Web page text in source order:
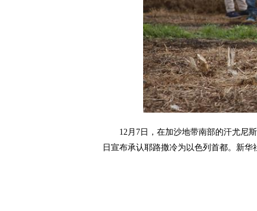
12月7日，在加沙地带南部的汗尤尼斯
日宣布承认耶路撒冷为以色列首都。新华